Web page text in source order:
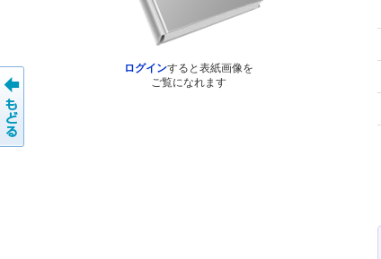
ログインすると表紙画像を
ご覧になれます